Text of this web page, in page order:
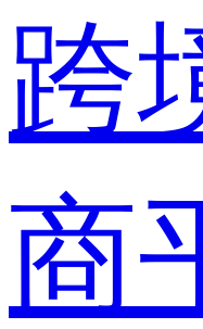
跨
商